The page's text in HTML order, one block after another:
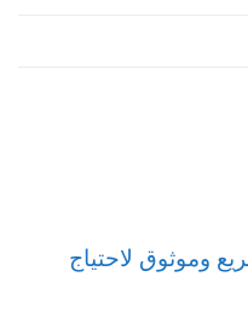
وموثوق لاحتياج